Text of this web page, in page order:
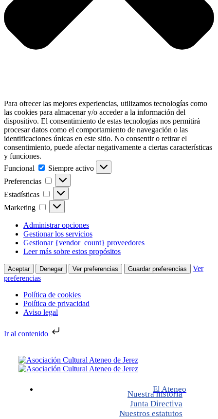
Para ofrecer las mejores experiencias, utilizamos tecnologías como
las cookies para almacenar y/o acceder a la información del
dispositivo. El consentimiento de estas tecnologías nos permitirá
procesar datos como el comportamiento de navegación o las
identificaciones únicas en este sitio. No consentir o retirar el
consentimiento, puede afectar negativamente a ciertas características
y funciones.
Funcional
Funcional
Siempre activo
Preferencias
Preferencias
Estadísticas Estadísticas
Marketing Marketing
Administrar opciones
Gestionar los servicios
Gestionar {vendor_count} proveedores
Leer más sobre estos propósitos
Aceptar Denegar Ver preferencias Guardar preferencias
Ver
preferencias
Política de cookies
Política de privacidad
Aviso legal
Ir al contenido
El Ateneo
Nuestra historia
Junta Directiva
Nuestros estatutos